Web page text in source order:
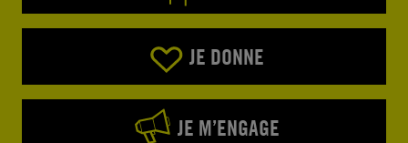
JE DONNE
JE M’ENGAGE